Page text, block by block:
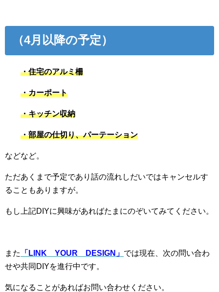
（4月以降の予定）
・住宅のアルミ柵
・カーポート
・キッチン収納
・部屋の仕切り、パーテーション
などなど。
ただあくまで予定であり話の流れしだいではキャンセルす
ることもありますが。
もし上記DIYに興味があればたまにのぞいてみてください。
また 「LINK YOUR DESIGN」 では現在、次の問い合わ
せや共同DIYを進行中です。
気になることがあればお問い合わせください。